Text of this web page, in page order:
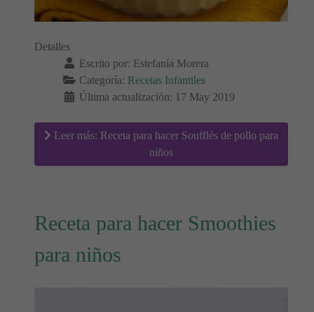
Detalles
Escrito por: Estefanía Morera
Categoría: Recetas Infantiles
Última actualización: 17 May 2019
Leer más: Receta para hacer Soufflés de pollo para
niños
Receta para hacer Smoothies
para niños